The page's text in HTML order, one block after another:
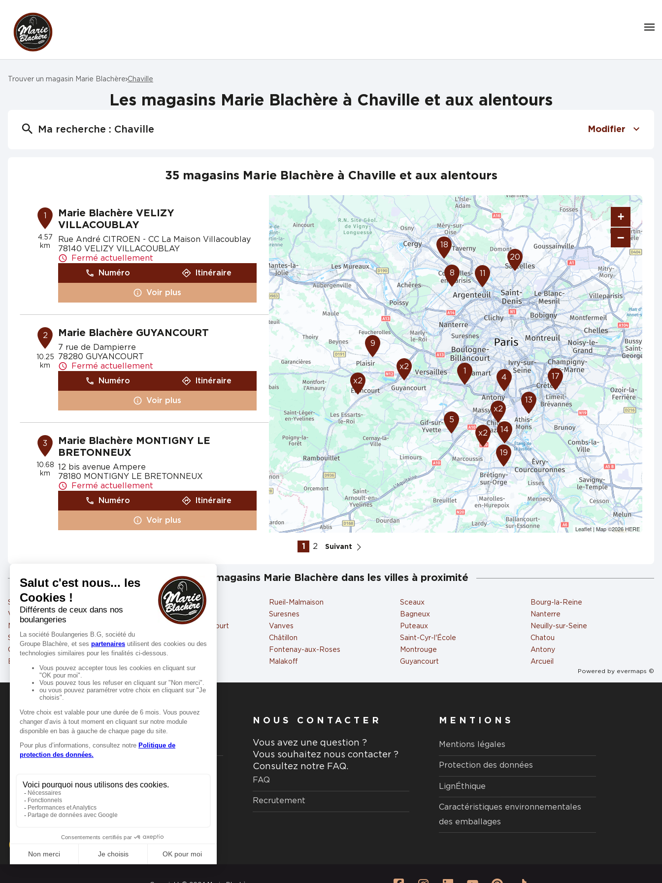
Trouver un magasin Marie Blachère Chaville
Les magasins Marie Blachère à Chaville et aux alentours
Ma recherche : Chaville Modifier
35 magasins Marie Blachère à Chaville et aux alentours
1
4.57
km
Marie Blachère VELIZY
VILLACOUBLAY
Rue André CITROEN - CC La Maison Villacoublay
78140 VELIZY VILLACOUBLAY
Fermé actuellement
Numéro
Itinéraire
Voir plus
2
10.25
km
Marie Blachère GUYANCOURT
7 rue de Dampierre
78280 GUYANCOURT
Fermé actuellement
Numéro
Itinéraire
Voir plus
3
10.68
km
Marie Blachère MONTIGNY LE
BRETONNEUX
12 bis avenue Ampere
78180 MONTIGNY LE BRETONNEUX
Fermé actuellement
Numéro
Itinéraire
Voir plus
11.81 km94260 FRESNES
Fermé actuellement
Numéro
Itinéraire
5
13.72
km
Marie Blachère ORSAY
69 route de Montlhéry - Lieu-dit La Cyprenne
91400 ORSAY
Numéro
Itinéraire
Voir plus
13.92
km
55 route de Longjumeau
91380 CHILLY MAZARIN
Fermé actuellement
17
9
x2
20
18
11
8
1
19
14
5
x2
13
4
x2
x2
+
−
Leaflet| Map ©2026HERE
1 2 Suivant
Les magasins Marie Blachère dans les villes à proximité
Sèvres
Vélizy-Villacoublay
Meudon
Saint-Cloud
Clamart
Boulogne-Billancourt
Versailles
Issy-les-Moulineaux
Le Chesnay-Rocquencourt
La Celle-Saint-Cloud
Rueil-Malmaison
Suresnes
Vanves
Châtillon
Fontenay-aux-Roses
Malakoff
Sceaux
Bagneux
Puteaux
Saint-Cyr-l'École
Montrouge
Guyancourt
Bourg-la-Reine
Nanterre
Neuilly-sur-Seine
Chatou
Antony
Arcueil
Powered by evermaps ©
MANGER-BOUGER
Manger-Bouger.fr
NOUS CONTACTER
Vous avez une question ?
Vous souhaitez nous contacter ?
Consultez notre FAQ.
FAQ
Recrutement
MENTIONS
Mentions légales
Protection des données
LignÉthique
Caractéristiques environnementales
des emballages